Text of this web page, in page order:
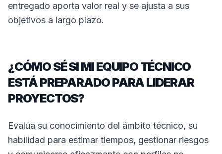
entregado aporta valor real y se ajusta a sus
objetivos a largo plazo.
¿CÓMO SÉ SI MI EQUIPO TÉCNICO
ESTÁ PREPARADO PARA LIDERAR
PROYECTOS?
Evalúa su conocimiento del ámbito técnico, su
habilidad para estimar tiempos, gestionar riesgos